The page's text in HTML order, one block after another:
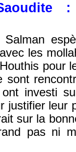
Salman
les
pour
sont
investi
justifier leur
sur la
pas ni